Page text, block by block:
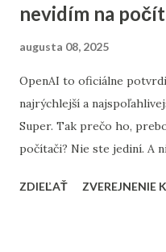
nevidím na
augusta 08, 2025
OpenAI to oficiálne
najrýchlejší a
Super. Tak prečo ho,
počítači? Nie ste jediní. A
„Používate GPT‑5.“ Ale
ZDIEĽAŤ ZVEREJNENIE